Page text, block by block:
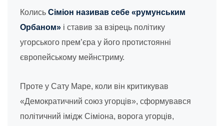
Колись Сіміон називав себе «румунським
Орбаном» і ставив за взірець політику
угорського прем’єра у його протистоянні
європейському мейнстриму.
Проте у Сату Маре, коли він критикував
«Демократичний союз угорців», сформувався
політичний імідж Сіміона, ворога угорців,